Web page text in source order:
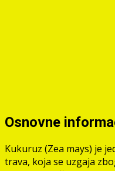
Osnovne
Kukuruz (Zea mays) je
trava, koja se uzgaja